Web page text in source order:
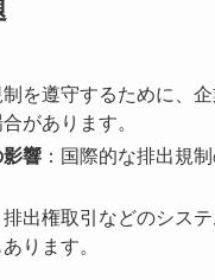
制を遵守するために、
があります。
響 ：国際的な排出規
排出権取引などのシス
ります。